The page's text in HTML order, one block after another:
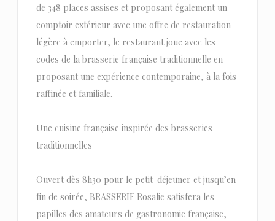
de 348 places assises et proposant également un
comptoir extérieur avec une offre de restauration
légère à emporter, le restaurant joue avec les
codes de la brasserie française traditionnelle en
proposant une expérience contemporaine, à la fois
raffinée et familiale.
Une cuisine française inspirée des brasseries
traditionnelles
Ouvert dès 8h30 pour le petit-déjeuner et jusqu’en
fin de soirée, BRASSERIE Rosalie satisfera les
papilles des amateurs de gastronomie française,